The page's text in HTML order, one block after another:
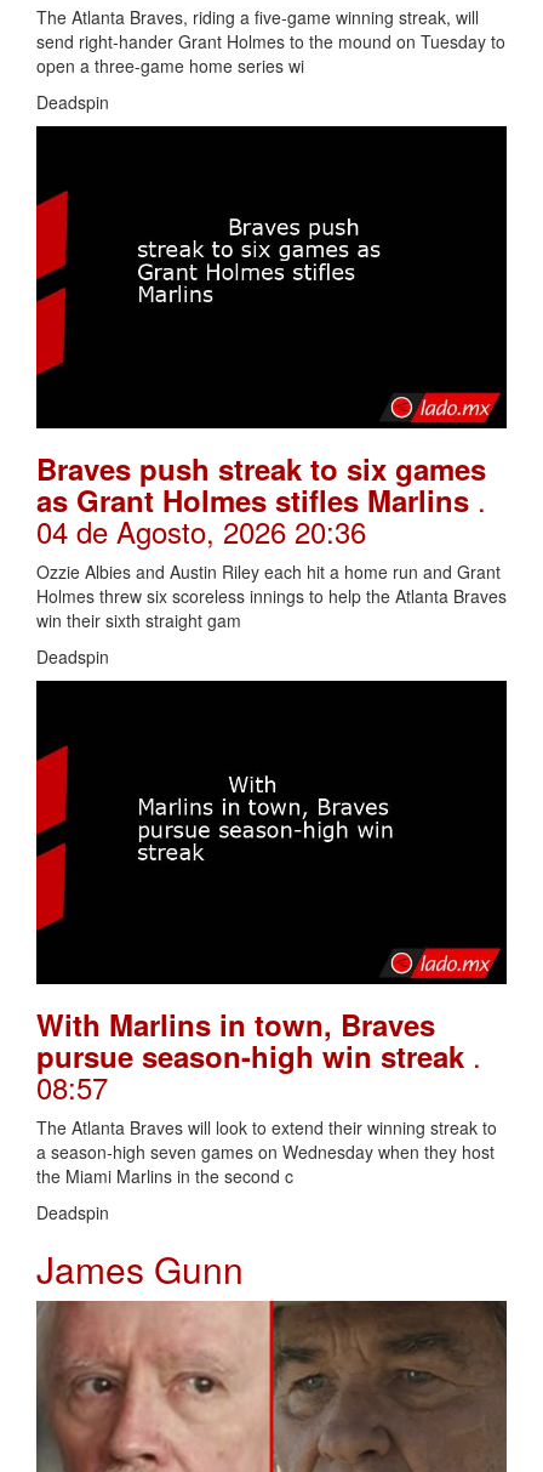
The Atlanta Braves, riding a five-game winning streak, will
send right-hander Grant Holmes to the mound on Tuesday to
open a three-game home series wi
Deadspin
Braves push streak to six games
as Grant Holmes stifles Marlins .
04 de Agosto, 2026 20:36
Ozzie Albies and Austin Riley each hit a home run and Grant
Holmes threw six scoreless innings to help the Atlanta Braves
win their sixth straight gam
Deadspin
With Marlins in town, Braves
pursue season-high win streak .
08:57
The Atlanta Braves will look to extend their winning streak to
a season-high seven games on Wednesday when they host
the Miami Marlins in the second c
Deadspin
James Gunn